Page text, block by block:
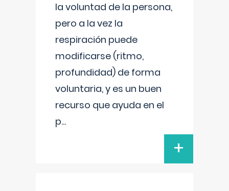
la voluntad de la persona,
pero a la vez la
respiración puede
modificarse (ritmo,
profundidad) de forma
voluntaria, y es un buen
recurso que ayuda en el
p...
+